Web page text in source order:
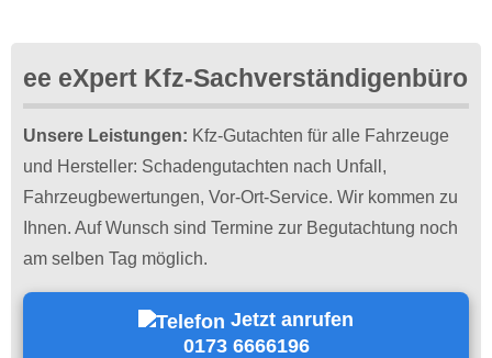
ee eXpert Kfz-Sachverständigenbüro
Unsere Leistungen: Kfz-Gutachten für alle Fahrzeuge
und Hersteller: Schadengutachten nach Unfall,
Fahrzeugbewertungen, Vor-Ort-Service. Wir kommen zu
Ihnen. Auf Wunsch sind Termine zur Begutachtung noch
am selben Tag möglich.
Jetzt anrufen
0173 6666196